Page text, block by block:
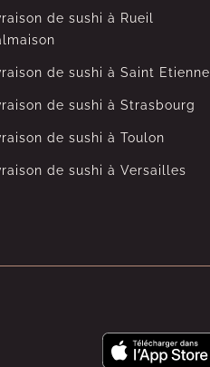
de sushi à Rueil
de sushi à Saint Etienne
de sushi à Strasbourg
de sushi à Toulon
de sushi à Versailles